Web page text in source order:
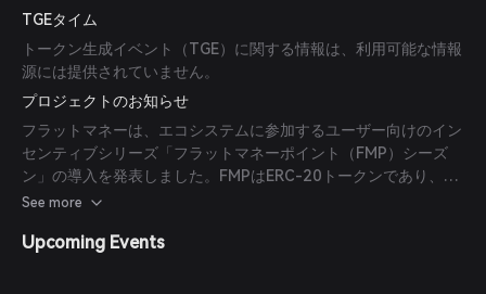
TGEタイム
トークン生成イベント（TGE）に関する情報は、利用可能な情報
源には提供されていません。
プロジェクトのお知らせ
フラットマネーは、エコシステムに参加するユーザー向けのイン
センティブシリーズ「フラットマネーポイント（FMP）シーズ
ン」の導入を発表しました。FMPはERC-20トークンであり、将
来的にプロトコルのネイティブトークンに変換される予定です。
See more
Upcoming Events